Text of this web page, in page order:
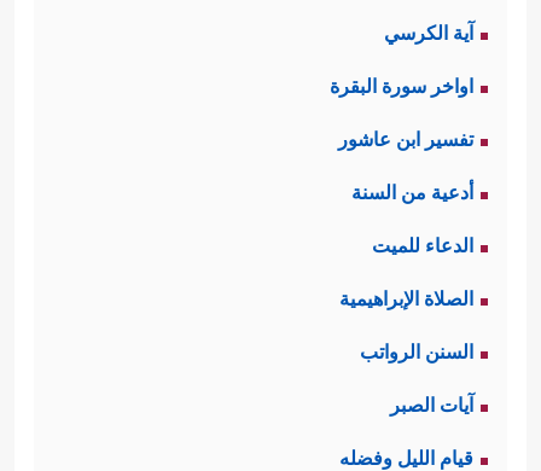
آية الكرسي
اواخر سورة البقرة
تفسير ابن عاشور
أدعية من السنة
الدعاء للميت
الصلاة الإبراهيمية
السنن الرواتب
آيات الصبر
قيام الليل وفضله